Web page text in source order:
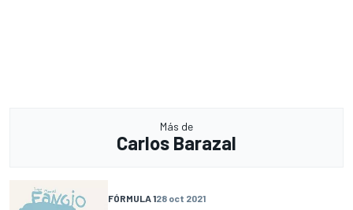
Más de
Carlos Barazal
FÓRMULA 128 oct 2021